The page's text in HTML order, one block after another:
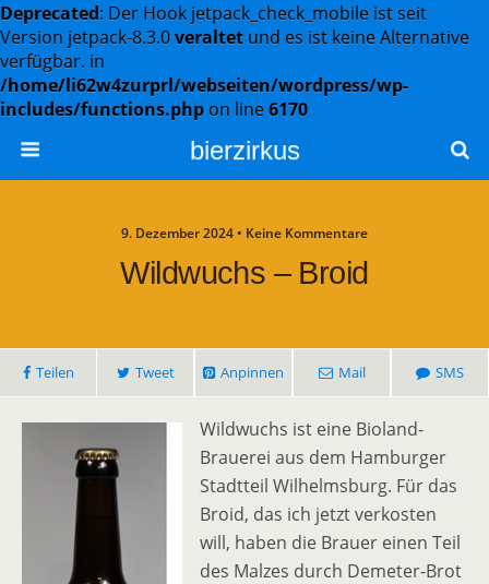
Deprecated: Der Hook jetpack_check_mobile ist seit
Version jetpack-8.3.0veraltet und es ist keine Alternative
verfügbar. in
/home/li62w4zurprl/webseiten/wordpress/wp-
includes/functions.php on line6170
bierzirkus
9. Dezember 2024 • Keine Kommentare
Wildwuchs – Broid
Teilen Tweet Anpinnen Mail SMS
Wildwuchs ist eine Bioland-
Brauerei aus dem Hamburger
Stadtteil Wilhelmsburg. Für das
Broid, das ich jetzt verkosten
will, haben die Brauer einen Teil
des Malzes durch Demeter-Brot